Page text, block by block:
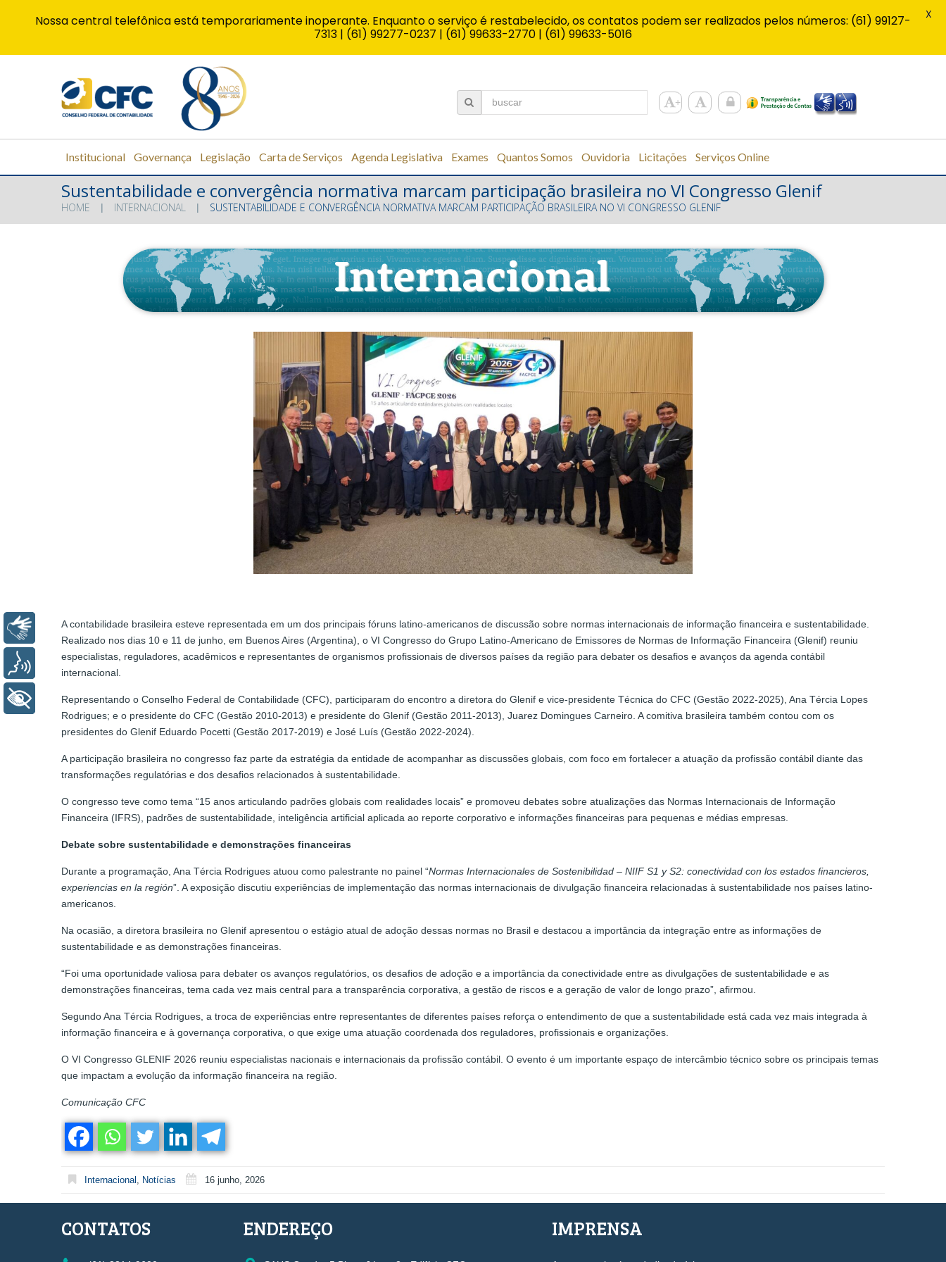
Institucional Governança Legislação Carta de Serviços Agenda Legislativa Exames Quantos Somos Ouvidoria Licitações Serviços Online
Sustentabilidade e convergência normativa marcam participação brasileira no VI Congresso Glenif
HOME INTERNACIONAL SUSTENTABILIDADE E CONVERGÊNCIA NORMATIVA MARCAM PARTICIPAÇÃO BRASILEIRA NO VI CONGRESSO GLENIF
A contabilidade brasileira esteve representada em um dos principais fóruns latino-americanos de discussão sobre normas internacionais de informação financeira e sustentabilidade.
Realizado nos dias 10 e 11 de junho, em Buenos Aires (Argentina), o VI Congresso do Grupo Latino-Americano de Emissores de Normas de Informação Financeira (Glenif) reuniu
especialistas, reguladores, acadêmicos e representantes de organismos profissionais de diversos países da região para debater os desafios e avanços da agenda contábil
internacional.
Representando o Conselho Federal de Contabilidade (CFC), participaram do encontro a diretora do Glenif e vice-presidente Técnica do CFC (Gestão 2022-2025), Ana Tércia Lopes
Rodrigues; e o presidente do CFC (Gestão 2010-2013) e presidente do Glenif (Gestão 2011-2013), Juarez Domingues Carneiro. A comitiva brasileira também contou com os
presidentes do Glenif Eduardo Pocetti (Gestão 2017-2019) e José Luís (Gestão 2022-2024).
A participação brasileira no congresso faz parte da estratégia da entidade de acompanhar as discussões globais, com foco em fortalecer a atuação da profissão contábil diante das
transformações regulatórias e dos desafios relacionados à sustentabilidade.
O congresso teve como tema “15 anos articulando padrões globais com realidades locais” e promoveu debates sobre atualizações das Normas Internacionais de Informação
Financeira (IFRS), padrões de sustentabilidade, inteligência artificial aplicada ao reporte corporativo e informações financeiras para pequenas e médias empresas.
Debate sobre sustentabilidade e demonstrações financeiras
Durante a programação, Ana Tércia Rodrigues atuou como palestrante no painel “Normas Internacionales de Sostenibilidad – NIIF S1 y S2: conectividad con los estados financieros,
experiencias en la región”. A exposição discutiu experiências de implementação das normas internacionais de divulgação financeira relacionadas à sustentabilidade nos países latino-
americanos.
Na ocasião, a diretora brasileira no Glenif apresentou o estágio atual de adoção dessas normas no Brasil e destacou a importância da integração entre as informações de
sustentabilidade e as demonstrações financeiras.
“Foi uma oportunidade valiosa para debater os avanços regulatórios, os desafios de adoção e a importância da conectividade entre as divulgações de sustentabilidade e as
demonstrações financeiras, tema cada vez mais central para a transparência corporativa, a gestão de riscos e a geração de valor de longo prazo”, afirmou.
Segundo Ana Tércia Rodrigues, a troca de experiências entre representantes de diferentes países reforça o entendimento de que a sustentabilidade está cada vez mais integrada à
informação financeira e à governança corporativa, o que exige uma atuação coordenada dos reguladores, profissionais e organizações.
O VI Congresso GLENIF 2026 reuniu especialistas nacionais e internacionais da profissão contábil. O evento é um importante espaço de intercâmbio técnico sobre os principais temas
que impactam a evolução da informação financeira na região.
Comunicação CFC
Internacional , Notícias 16 junho, 2026
CONTATOS ENDEREÇO IMPRENSA
Nossa central telefônica está temporariamente inoperante. Enquanto o serviço é restabelecido, os contatos podem ser realizados pelos números: (61) 99127-
7313 | (61) 99277-0237 | (61) 99633-2770 | (61) 99633-5016
X
Libras
Voz
+ Acessibilidade